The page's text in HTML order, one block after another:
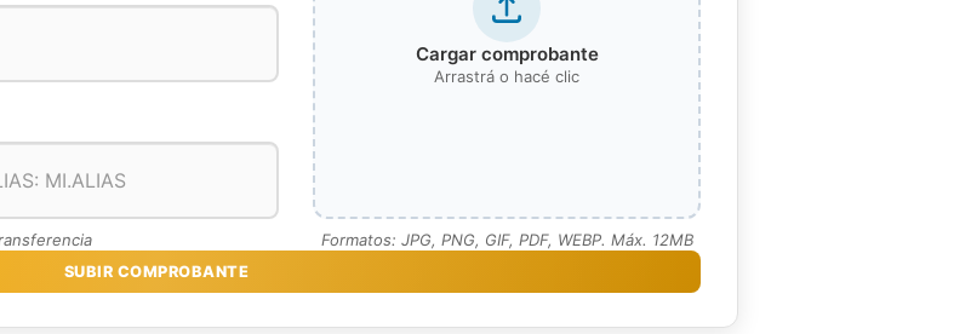
Cargar comprobante
Arrastrá o hacé clic
Formatos: JPG, PNG, GIF, PDF, WEBP. Máx. 12MB
SUBIR COMPROBANTE